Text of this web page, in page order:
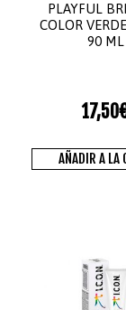
PLAYFUL
COLOR
90 ML
17,50
AÑADIR A LA